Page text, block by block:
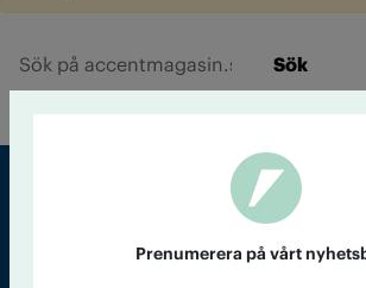
Sök
Prenumerera på vårt